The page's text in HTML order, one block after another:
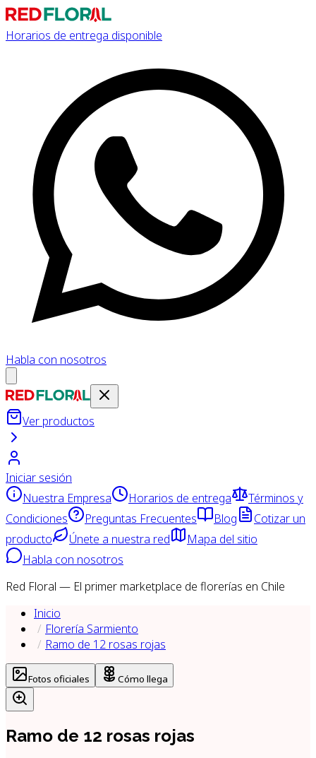
Horarios de entrega disponible
Habla con nosotros
Ver productos
Iniciar sesión
Nuestra Empresa
Horarios de entrega
Términos y
Condiciones
Preguntas Frecuentes Blog
Cotizar un
producto
Únete a nuestra red
Mapa del sitio
Habla con nosotros
Red Floral — El primer marketplace de florerías en Chile
Inicio
Florería Sarmiento
Ramo de 12 rosas rojas
Fotos oficiales Cómo llega
Ramo de 12 rosas rojas